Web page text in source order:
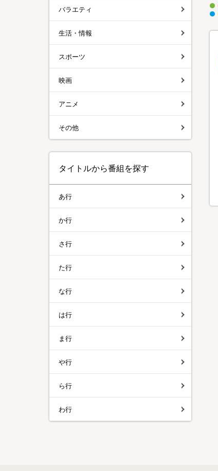
バラエティ
生活・情報
スポーツ
映画
アニメ
その他
タイトルから番組を探す
あ行
か行
さ行
た行
な行
は行
ま行
や行
ら行
わ行